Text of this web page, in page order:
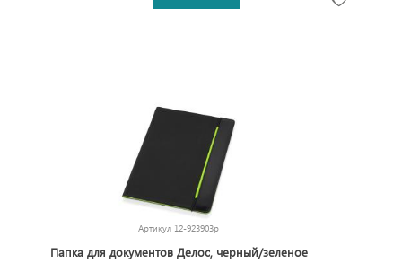
Артикул 12-923903p
Папка для документов Делос, черный/зеленое